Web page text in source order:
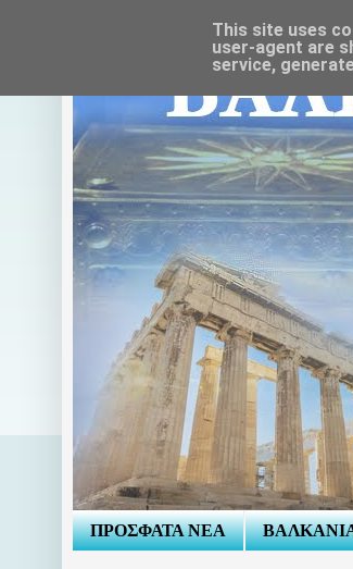
ΠΡΟΣΦΑΤΑ ΝΕΑ
This site uses
user-agent are
service,